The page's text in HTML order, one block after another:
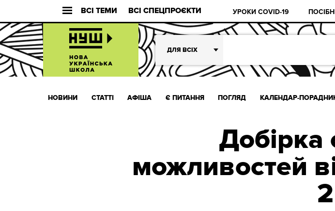
ВСІ ТЕМИ ВСІ СПЕЦПРОЄКТИ УРОКИ COVID-19
ДЛЯ ВСІХ
НОВИНИ СТАТТІ АФІША Є ПИТАННЯ ПОГЛЯД КАЛЕНДАР-
Добірка
можливостей
2